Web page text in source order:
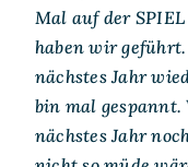
Mal auf der
haben wir
nächstes Jahr
bin mal
nächstes Jahr